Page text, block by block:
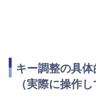
キー調整の具
（実際に操作し